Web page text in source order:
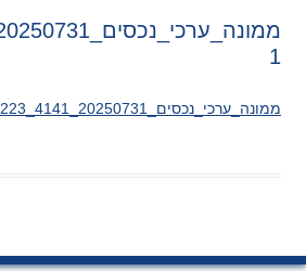
1
ממונה_ערכי_נכסים_20250731_v1_7223_4141